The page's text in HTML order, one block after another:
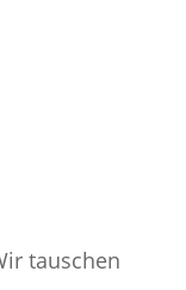
tauschen